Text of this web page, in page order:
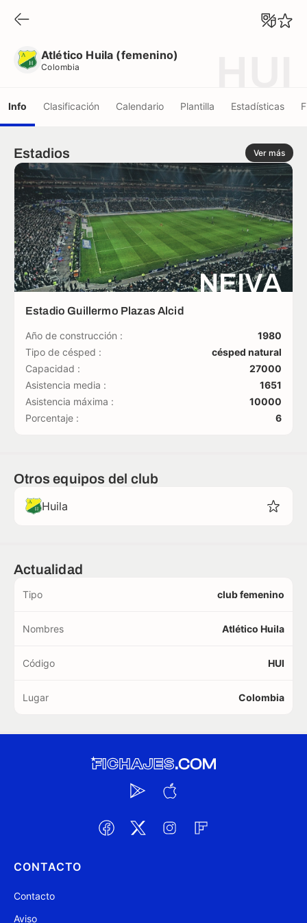
Atlético Huila (femenino)
Colombia
Info Clasificación Calendario Plantilla Estadísticas
Estadios Ver más
NEIVA
Estadio Guillermo Plazas Alcid
Año de construcción :
1980
Tipo de césped :
césped natural
Capacidad :
27000
Asistencia media :
1651
Asistencia máxima :
10000
Porcentaje :
6
Otros equipos del club
Huila
Actualidad
Tipo club femenino
Nombres Atlético Huila
Código HUI
Lugar Colombia
CONTACTO
Contacto
Aviso